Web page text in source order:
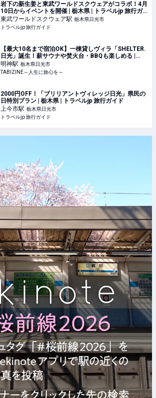
岩下の新生姜と東武ワールドスクウェアがコラボ！4月
10日からイベントを開催 | 栃木県 | トラベルjp 旅行ガ
イド
東武ワールドスクウェア駅 栃木県日光市
トラベルjp 旅行ガイド
【最大10名まで宿泊OK】一棟貸しヴィラ「SHELTER.
日光」誕生！薪サウナや焚火台・BBQも楽しめる |
TABIZINE～人生に旅心を～
明神駅 栃木県日光市
TABIZINE～人生に旅心を～
2000円OFF！「ブリリアントヴィレッジ日光」県民の
日特別プラン | 栃木県 | トラベルjp 旅行ガイド
上今市駅 栃木県日光市
トラベルjp 旅行ガイド